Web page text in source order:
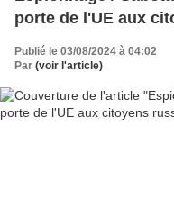
porte de l'UE aux
Publié le 03/08/2024 à 04:02
Par (voir l'article)